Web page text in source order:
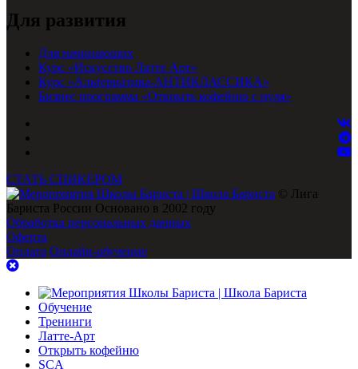
Для развития
Для начинающих
Курс «Искусство Латте Арт»
Курс «Альтернатива-АНТИКЛАССИКА»
Бизнес программа «Открыть кофейню с нуля»
СТАТЬ СПИКЕРОМ
© Лига
Бариста России Основано в 2002 году
Обработка персональных данных
Оферта
Оплата Онлайн-обучение
Обучение
Тренинги
Латте-Арт
Открыть кофейню
SCA